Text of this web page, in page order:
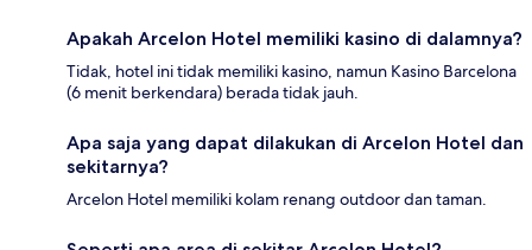
Apakah Arcelon Hotel memiliki kasino di dalamnya?
Tidak, hotel ini tidak memiliki kasino, namun Kasino Barcelona
(6 menit berkendara) berada tidak jauh.
Apa saja yang dapat dilakukan di Arcelon Hotel dan
sekitarnya?
Arcelon Hotel memiliki kolam renang outdoor dan taman.